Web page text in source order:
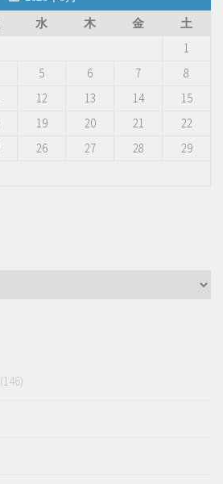
水 木 金
土
1
5 6 7
8
12 13 14
15
19 20 21
22
26 27 28
29
(146)